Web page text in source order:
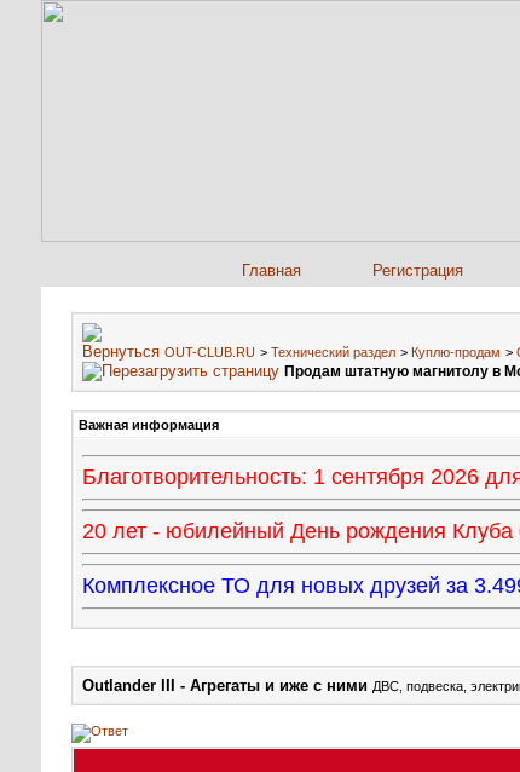
Главная Регистрация
OUT-CLUB.RU > Технический раздел > Куплю-продам >
Продам штатную магнитолу в
Важная информация
Благотворительность: 1 сентября 2026
20 лет - юбилейный День рождения Клуба
Комплексное ТО для новых друзей за
Outlander III - Агрегаты и иже с ними ДВС, подвеска,